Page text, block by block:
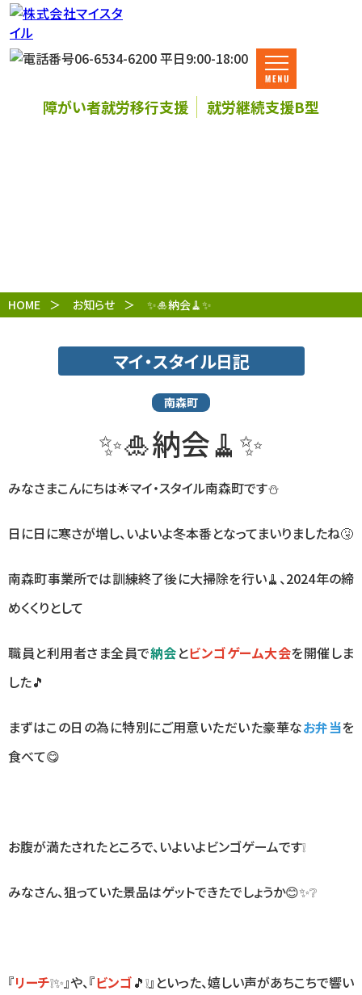
障がい者就労移行支援 就労継続支援B型
HOME お知らせ ✨🎍納会🧹✨
マイ・スタイル日記
南森町
✨🎍納会🧹✨
みなさまこんにちは🌟マイ・スタイル南森町です⛄
日に日に寒さが増し、いよいよ冬本番となってまいりましたね🤧
南森町事業所では訓練終了後に大掃除を行い🧹、2024年の締
めくくりとして
職員と利用者さま全員で納会とビンゴゲーム大会を開催しま
した🎵
まずはこの日の為に特別にご用意いただいた豪華なお弁当を
食べて😋
お腹が満たされたところで、いよいよビンゴゲームです❕
みなさん、狙っていた景品はゲットできたでしょうか😊✨❔
『リーチ❕✨』や、『ビンゴ🎵❕』といった、嬉しい声があちこちで響い